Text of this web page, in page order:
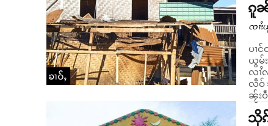
ၶၢဝ်ႇ
ၵူ
ၸၢႆး
ပၢ
ယွမ်
လၢႆလင်။ တႄႇဢဝ် ဝၼ်းတီႈ 30/10/
လဵဝ်
ၼႂ်း
သိုၵ်